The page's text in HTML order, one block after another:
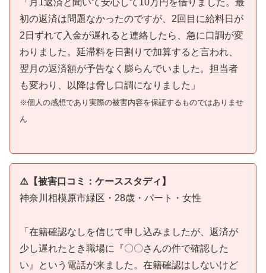
初の返済は問題なかったのですが、2回目に給料日が
2日ずれて入金が遅れると連絡したら、急に口調が変
わりました。延滞料を日割りで加算すると言われ、
翌月の返済額が予告なく膨らんでいました。担当者
も変わり、以降は脅し口調になりました」
※個人の感想であり実際の被害内容を保証するものではありませ
ん
⚠️【被害口コミ：ケーススタディ】
神奈川相模原市緑区・28歳・パート・女性
「在籍確認なしを信じて申し込みましたが、返済が
少し遅れたとき職場に『〇〇さんの件で確認した
い』という電話が来ました。在籍確認はしないけど